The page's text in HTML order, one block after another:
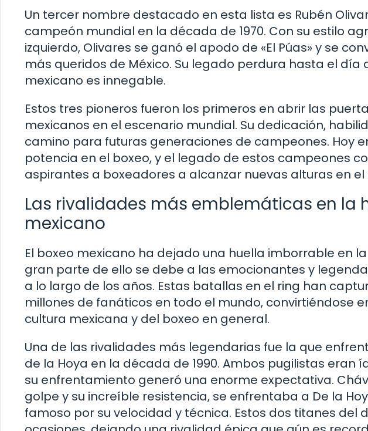
Un tercer nombre destacado en esta lista es Rubén
campeón mundial en la década de 1970. Con su estilo
izquierdo, Olivares se ganó el apodo de «El Púas» y se
más queridos de México. Su legado perdura hasta el día
mexicano es innegable.
Estos tres pioneros fueron los primeros en abrir las
mexicanos en el escenario mundial. Su dedicación,
camino para futuras generaciones de campeones. Hoy
potencia en el boxeo, y el legado de estos campeones
aspirantes a boxeadores a alcanzar nuevas alturas en
Las rivalidades más emblemáticas en la
mexicano
El boxeo mexicano ha dejado una huella imborrable en
gran parte de ello se debe a las emocionantes y
a lo largo de los años. Estas batallas en el ring han
millones de fanáticos en todo el mundo, convirtiéndose
cultura mexicana y del boxeo en general.
Una de las rivalidades más legendarias fue la que
de la Hoya en la década de 1990. Ambos pugilistas eran
su enfrentamiento generó una enorme expectativa.
golpe y su increíble resistencia, se enfrentaba a De la
famoso por su velocidad y técnica. Estos dos titanes del